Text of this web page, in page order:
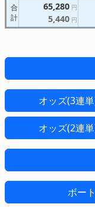
合
計
65,280 円
5,440 円
オッズ(3連
オッズ(2連
ボー